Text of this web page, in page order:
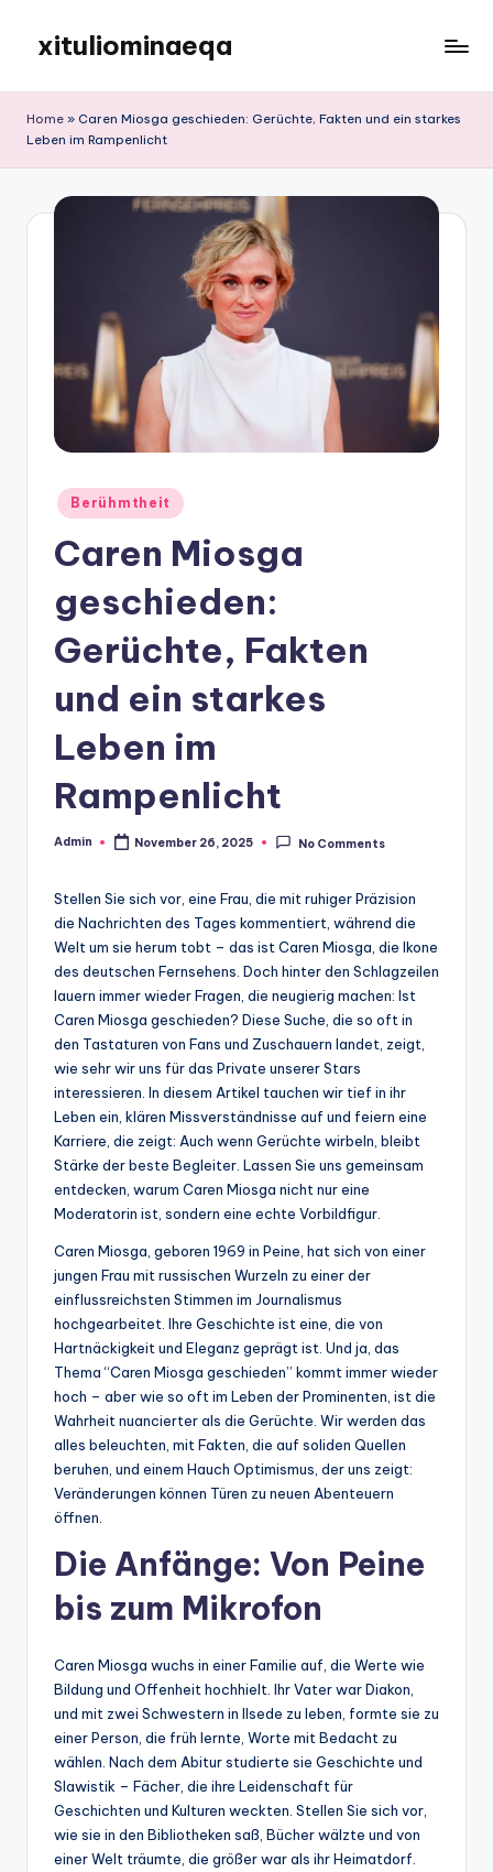
content
xituliominaeqa
Home » Caren Miosga geschieden: Gerüchte, Fakten und ein starkes
Leben im Rampenlicht
Posted
in
Berühmtheit
Caren Miosga
geschieden:
Gerüchte, Fakten
und ein starkes
Leben im
Rampenlicht
Posted
Admin November 26, 2025 No Comments
Stellen Sie sich vor, eine Frau, die mit ruhiger Präzision
die Nachrichten des Tages kommentiert, während die
Welt um sie herum tobt – das ist Caren Miosga, die Ikone
des deutschen Fernsehens. Doch hinter den Schlagzeilen
lauern immer wieder Fragen, die neugierig machen: Ist
Caren Miosga geschieden? Diese Suche, die so oft in
den Tastaturen von Fans und Zuschauern landet, zeigt,
wie sehr wir uns für das Private unserer Stars
interessieren. In diesem Artikel tauchen wir tief in ihr
Leben ein, klären Missverständnisse auf und feiern eine
Karriere, die zeigt: Auch wenn Gerüchte wirbeln, bleibt
Stärke der beste Begleiter. Lassen Sie uns gemeinsam
entdecken, warum Caren Miosga nicht nur eine
Moderatorin ist, sondern eine echte Vorbildfigur.
Caren Miosga, geboren 1969 in Peine, hat sich von einer
jungen Frau mit russischen Wurzeln zu einer der
einflussreichsten Stimmen im Journalismus
hochgearbeitet. Ihre Geschichte ist eine, die von
Hartnäckigkeit und Eleganz geprägt ist. Und ja, das
Thema “Caren Miosga geschieden” kommt immer wieder
hoch – aber wie so oft im Leben der Prominenten, ist die
Wahrheit nuancierter als die Gerüchte. Wir werden das
alles beleuchten, mit Fakten, die auf soliden Quellen
beruhen, und einem Hauch Optimismus, der uns zeigt:
Veränderungen können Türen zu neuen Abenteuern
öffnen.
Die Anfänge: Von Peine
bis zum Mikrofon
Caren Miosga wuchs in einer Familie auf, die Werte wie
Bildung und Offenheit hochhielt. Ihr Vater war Diakon,
und mit zwei Schwestern in Ilsede zu leben, formte sie zu
einer Person, die früh lernte, Worte mit Bedacht zu
wählen. Nach dem Abitur studierte sie Geschichte und
Slawistik – Fächer, die ihre Leidenschaft für
Geschichten und Kulturen weckten. Stellen Sie sich vor,
wie sie in den Bibliotheken saß, Bücher wälzte und von
einer Welt träumte, die größer war als ihr Heimatdorf.